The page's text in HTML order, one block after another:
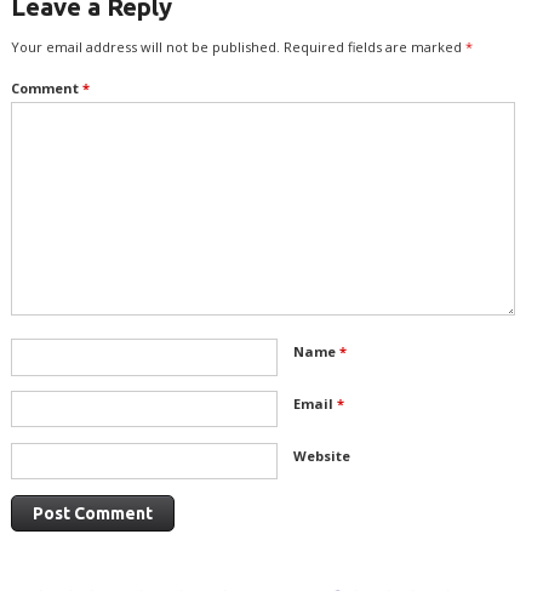
Leave a Reply
Your email address will not be published. Required fields are marked *
Comment *
Name *
Email *
Website